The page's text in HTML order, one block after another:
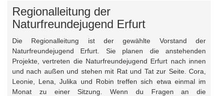
Regionalleitung der
Naturfreundejugend Erfurt
Die Regionalleitung ist der gewählte Vorstand der
Naturfreundejugend Erfurt. Sie planen die anstehenden
Projekte, vertreten die Naturfreundejugend Erfurt nach innen
und nach außen und stehen mit Rat und Tat zur Seite. Cora,
Leonie, Lena, Julika und Robin treffen sich etwa einmal im
Monat zu einer Sitzung. Wenn du Fragen an die